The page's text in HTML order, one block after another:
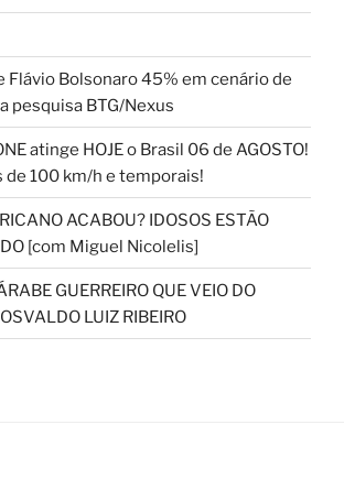
Flávio Bolsonaro 45% em cenário de
pesquisa BTG/Nexus
atinge HOJE o Brasil 06 de AGOSTO!
de 100 km/h e temporais!
ACABOU? IDOSOS ESTÃO
[com Miguel Nicolelis]
GUERREIRO QUE VEIO DO
LUIZ RIBEIRO